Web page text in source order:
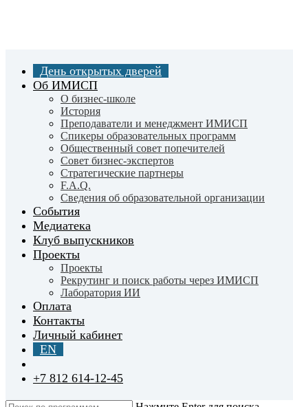
День открытых дверей
Об ИМИСП
О бизнес-школе
История
Преподаватели и менеджмент ИМИСП
Спикеры образовательных программ
Общественный совет попечителей
Совет бизнес-экспертов
Cтратегические партнеры
F.A.Q.
Сведения об образовательной организации
События
Медиатека
Клуб выпускников
Проекты
Проекты
Рекрутинг и поиск работы через ИМИСП
Лаборатория ИИ
Оплата
Контакты
Личный кабинет
EN
+7 812 614-12-45